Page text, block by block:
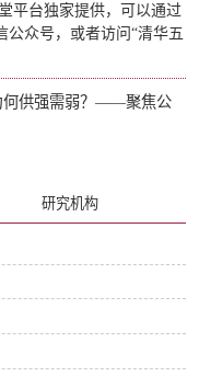
平台独家提供，可以通过
公众号，或者访问“清华五
何供强需弱？——聚焦公
研究机构